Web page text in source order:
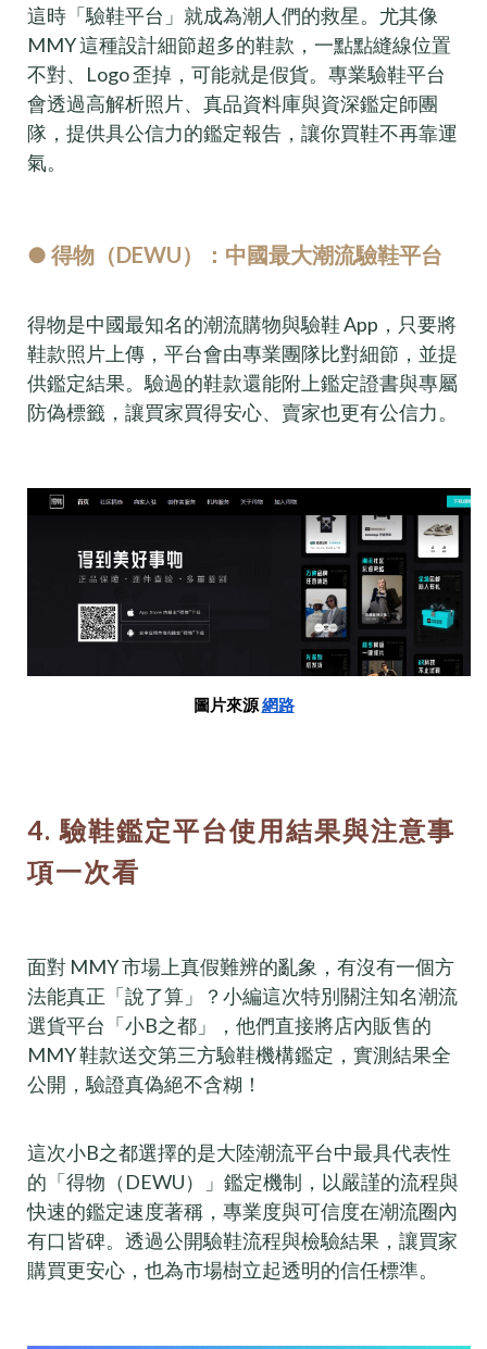
這時「驗鞋平台」就成為潮人們的救星。尤其像
MMY 這種設計細節超多的鞋款，一點點縫線位置
不對、Logo 歪掉，可能就是假貨。專業驗鞋平台
會透過高解析照片、真品資料庫與資深鑑定師團
隊，提供具公信力的鑑定報告，讓你買鞋不再靠運
氣。
● 得物（DEWU）：中國最大潮流驗鞋平台
得物是中國最知名的潮流購物與驗鞋 App，只要將
鞋款照片上傳，平台會由專業團隊比對細節，並提
供鑑定結果。驗過的鞋款還能附上鑑定證書與專屬
防偽標籤，讓買家買得安心、賣家也更有公信力。
圖片來源網路
4. 驗鞋鑑定平台使用結果與注意事
項一次看
面對 MMY 市場上真假難辨的亂象，有沒有一個方
法能真正「說了算」？小編這次特別關注知名潮流
選貨平台「小B之都」，他們直接將店內販售的
MMY 鞋款送交第三方驗鞋機構鑑定，實測結果全
公開，驗證真偽絕不含糊！
這次小B之都選擇的是大陸潮流平台中最具代表性
的「得物（DEWU）」鑑定機制，以嚴謹的流程與
快速的鑑定速度著稱，專業度與可信度在潮流圈內
有口皆碑。透過公開驗鞋流程與檢驗結果，讓買家
購買更安心，也為市場樹立起透明的信任標準。